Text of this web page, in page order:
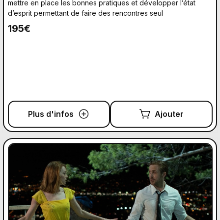
mettre en place les bonnes pratiques et développer l’état
d’esprit permettant de faire des rencontres seul
195€
Plus d'infos Ajouter